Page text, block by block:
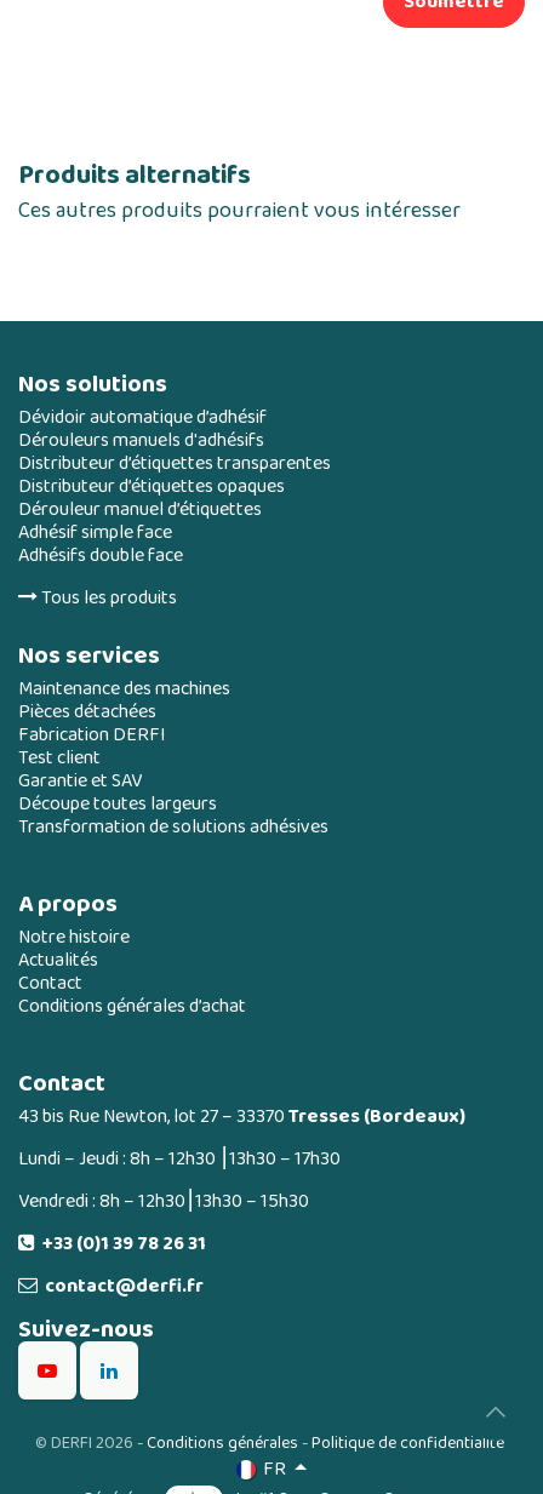
Produits alternatifs
Ces autres produits pourraient vous intéresser
Nos solutions
Dévidoir automatique d’adhésif
Dérouleurs manuels d'adhésifs
Distributeur d’étiquettes transparentes
Distributeur d’étiquettes opaques
Dérouleur manuel d’étiquettes
Adhésif simple face
Adhésifs double face
Tous les produits
Nos services
Maintenance des machines
Pièces détachées
Fabrication DERFI
Test client
Garantie et SAV
Découpe toutes largeurs
Transformation de solutions adhésives
A propos
Notre histoire
Actualités
Contact
Conditions générales d’achat
Contact
43 bis Rue Newton, lot 27 – 33370Tresses (Bordeaux)
Lundi – Jeudi : 8h – 12h30 ⎮13h30 – 17h30
Vendredi : 8h – 12h30⎮13h30 – 15h30
+33 (0)1 39 78 26 31
contact@derfi.fr
Suivez-nous
©DERFI 2026-Conditions générales-Politique de confidentialité
FR